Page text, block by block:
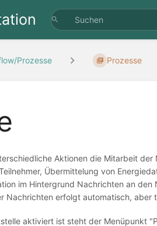
Prozesse Prozesse
Aktionen die Mitarbeit der
Übermittelung von
im Hintergrund Nachrichten an
Nachrichten erfolgt automatisch, aber
aktiviert ist steht der Menüpunkt